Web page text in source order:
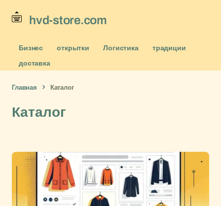
hvd-store.com
Бизнес открытки Логистика
традиции
доставка
Главная Каталог
Каталог